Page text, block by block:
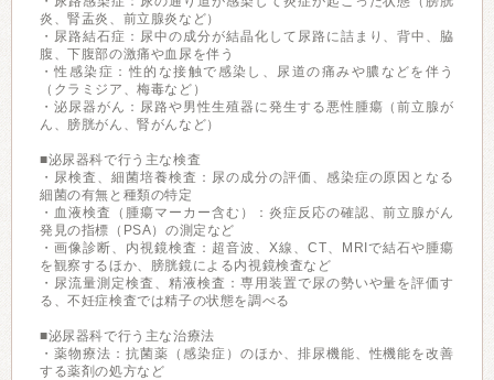
炎、腎盂炎、前立腺炎など）
・尿路結石症：尿中の成分が結晶化して尿路に詰まり、背中、脇
腹、下腹部の激痛や血尿を伴う
・性感染症：性的な接触で感染し、尿道の痛みや膿などを伴う
（クラミジア、梅毒など）
・泌尿器がん：尿路や男性生殖器に発生する悪性腫瘍（前立腺が
ん、膀胱がん、腎がんなど）
■泌尿器科で行う主な検査
・尿検査、細菌培養検査：尿の成分の評価、感染症の原因となる
細菌の有無と種類の特定
・血液検査（腫瘍マーカー含む）：炎症反応の確認、前立腺がん
発見の指標（PSA）の測定など
・画像診断、内視鏡検査：超音波、X線、CT、MRIで結石や腫瘍
を観察するほか、膀胱鏡による内視鏡検査など
・尿流量測定検査、精液検査：専用装置で尿の勢いや量を評価す
る、不妊症検査では精子の状態を調べる
■泌尿器科で行う主な治療法
・薬物療法：抗菌薬（感染症）のほか、排尿機能、性機能を改善
する薬剤の処方など